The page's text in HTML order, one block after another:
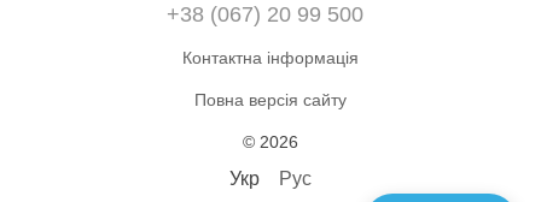
+38 (067) 20 99 500
Контактна інформація
Повна версія сайту
© 2026
Укр Рус